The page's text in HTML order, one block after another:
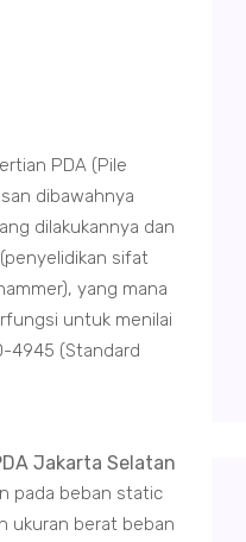
PDA (Pile
dibawahnya
dilakukannya dan
sifat
yang mana
untuk menilai
4945 (Standard
pada beban static
ukuran berat beban